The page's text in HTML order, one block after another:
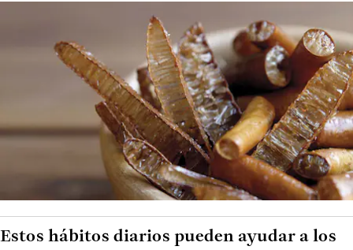
Estos hábitos diarios pueden ayudar a los